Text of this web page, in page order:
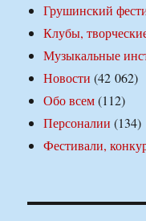
Грушинский
Клубы,
Музыкальные
Новости (42 062)
Обо всем(112)
Персоналии (134)
Фестивали,